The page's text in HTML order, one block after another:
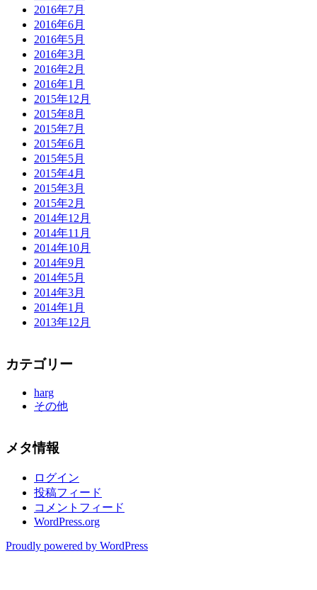
2016年7月
2016年6月
2016年5月
2016年3月
2016年2月
2016年1月
2015年12月
2015年8月
2015年7月
2015年6月
2015年5月
2015年4月
2015年3月
2015年2月
2014年12月
2014年11月
2014年10月
2014年9月
2014年5月
2014年3月
2014年1月
2013年12月
カテゴリー
harg
その他
メタ情報
ログイン
投稿フィード
コメントフィード
WordPress.org
Proudly powered by WordPress